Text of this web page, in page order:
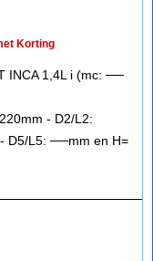
Korting
INCA 1,4L i (mc: ──
- D2/L2:
D5/L5: ──mm en H=